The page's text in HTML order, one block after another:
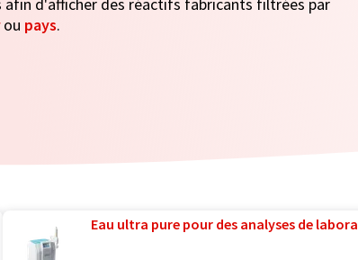
ou pays.
Eau ultra pure pour des analyses de